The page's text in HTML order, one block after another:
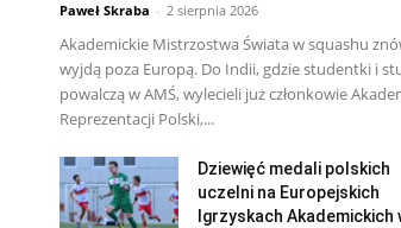
Paweł Skraba - 2 sierpnia 2026
Akademickie Mistrzostwa Świata w squashu
wyjdą poza Europą. Do Indii, gdzie studentki i
powalczą w AMŚ, wylecieli już członkowie
Reprezentacji Polski,...
Dziewięć medali polskich
uczelni na Europejskich
Igrzyskach Akademickich